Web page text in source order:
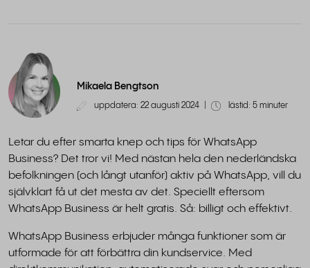
Mikaela Bengtson
uppdatera: 22 augusti 2024 lästid: 5 minuter
Letar du efter smarta knep och tips för WhatsApp
Business? Det tror vi! Med nästan hela den nederländska
befolkningen (och långt utanför) aktiv på WhatsApp, vill du
självklart få ut det mesta av det. Speciellt eftersom
WhatsApp Business är helt gratis. Så: billigt och effektivt.
WhatsApp Business erbjuder många funktioner som är
utformade för att förbättra din kundservice. Med